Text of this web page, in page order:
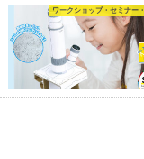
ワークショップ・セミナー